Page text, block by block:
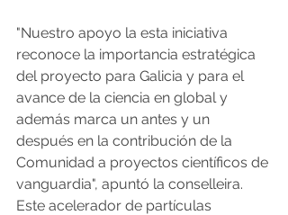
"Nuestro apoyo la esta iniciativa
reconoce la importancia estratégica
del proyecto para Galicia y para el
avance de la ciencia en global y
además marca un antes y un
después en la contribución de la
Comunidad a proyectos científicos de
vanguardia", apuntó la conselleira.
Este acelerador de partículas